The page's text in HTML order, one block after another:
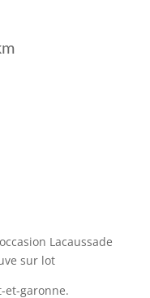
Lacaussade
sur lot
et-garonne.